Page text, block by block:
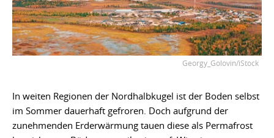
Georgy_Golovin/iStock
In weiten Regionen der Nordhalbkugel ist der Boden selbst
im Sommer dauerhaft gefroren. Doch aufgrund der
zunehmenden Erderwärmung tauen diese als Permafrost